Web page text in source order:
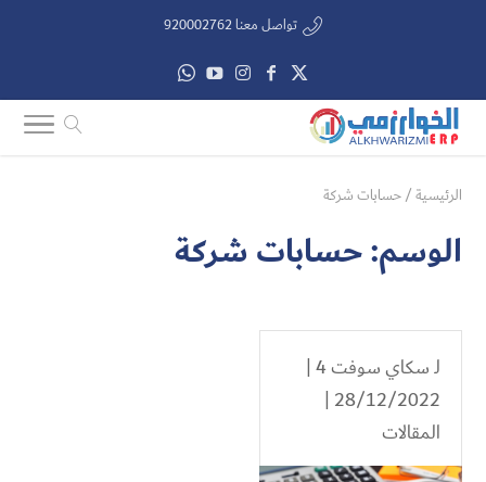
تواصل معنا 920002762
الرئيسية/حسابات شركة
الوسم:حسابات شركة
لـسكاي سوفت 4
|
28/12/2022 |
المقالات